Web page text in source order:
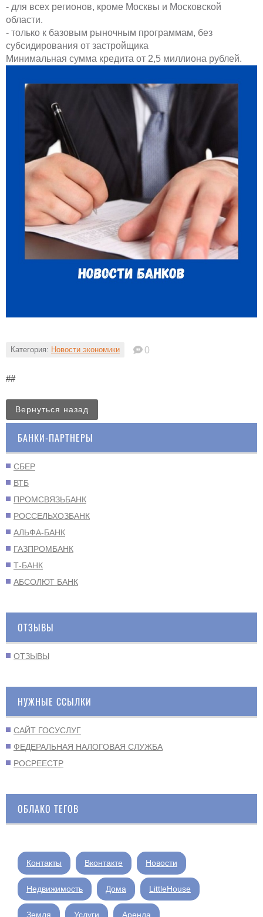
БАНКИ-ПАРТНЕРЫ
СБЕР
ВТБ
ПРОМСВЯЗЬБАНК
РОССЕЛЬХОЗБАНК
АЛЬФА-БАНК
ГАЗПРОМБАНК
Т-БАНК
АБСОЛЮТ БАНК
ОТЗЫВЫ
ОТЗЫВЫ
НУЖНЫЕ ССЫЛКИ
САЙТ ГОСУСЛУГ
ФЕДЕРАЛЬНАЯ НАЛОГОВАЯ СЛУЖБА
РОСРЕЕСТР
ОБЛАКО ТЕГОВ
Контакты Вконтакте Новости
Недвижимость Дома LittleHouse
Земля Услуги Аренда
- для всех регионов, кроме Москвы и Московской
области.
- только к базовым рыночным программам, без
субсидирования от застройщика
Минимальная сумма кредита от 2,5 миллиона рублей.
0
Категория: Новости экономики
##
Вернуться назад